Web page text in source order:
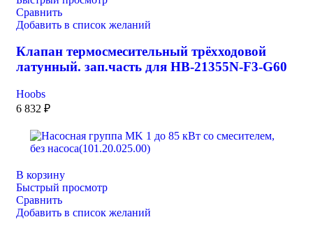
Сравнить
Добавить в список желаний
Клапан термосмесительный трёхходовой
латунный. зап.часть для HB-21355N-F3-G60
Hoobs
6 832 ₽
В корзину
Быстрый просмотр
Сравнить
Добавить в список желаний